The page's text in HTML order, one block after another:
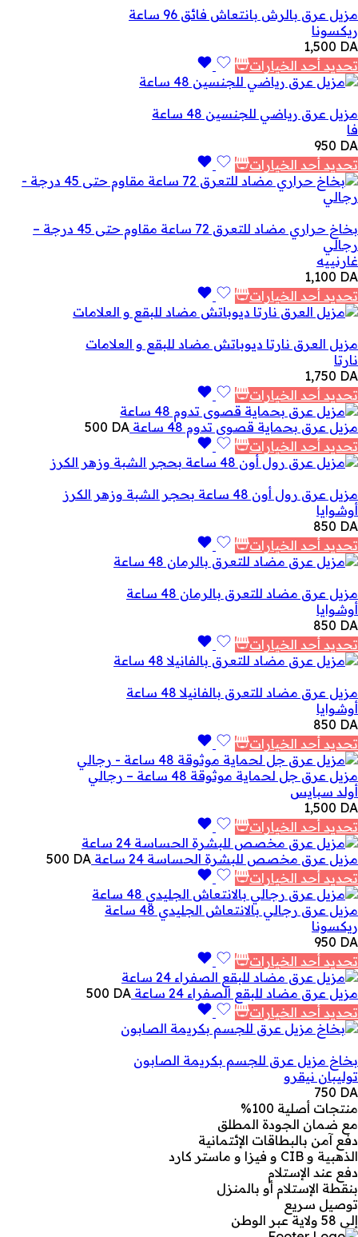
مزيل عرق بالرش بانتعاش فائق 96 ساعة
ريكسونا
1,500 DA
تحديد أحد الخيارات
مزيل عرق رياضي للجنسين 48 ساعة
فا
950 DA
تحديد أحد الخيارات
بخاخ حراري مضاد للتعرق 72 ساعة مقاوم حتى 45 درجة –
رجالي
غارنييه
1,100 DA
تحديد أحد الخيارات
مزيل العرق نارتا ديوباتش مضاد للبقع و العلامات
نارتا
1,750 DA
تحديد أحد الخيارات
مزيل عرق بحماية قصوى تدوم 48 ساعة
500 DA
تحديد أحد الخيارات
مزيل عرق رول أون 48 ساعة بحجر الشبة وزهر الكرز
أوشوايا
850 DA
تحديد أحد الخيارات
مزيل عرق مضاد للتعرق بالرمان 48 ساعة
أوشوايا
850 DA
تحديد أحد الخيارات
مزيل عرق مضاد للتعرق بالفانيلا 48 ساعة
أوشوايا
850 DA
تحديد أحد الخيارات
مزيل عرق جل لحماية موثوقة 48 ساعة – رجالي
أولد سبايس
1,500 DA
تحديد أحد الخيارات
مزيل عرق مخصص للبشرة الحساسة 24 ساعة
500 DA
تحديد أحد الخيارات
مزيل عرق رجالي بالانتعاش الجليدي 48 ساعة
ريكسونا
950 DA
تحديد أحد الخيارات
مزيل عرق مضاد للبقع الصفراء 24 ساعة
500 DA
تحديد أحد الخيارات
بخاخ مزيل عرق للجسم بكريمة الصابون
توليبان نيقرو
750 DA
منتجات أصلية 100%
مع ضمان الجودة المطلق
دفع آمن بالبطاقات الإئتمانية
الذهبية و CIB و فيزا و ماستر كارد
دفع عند الإستلام
بنقطة الإستلام أو بالمنزل
توصيل سريع
إلى 58 ولاية عبر الوطن